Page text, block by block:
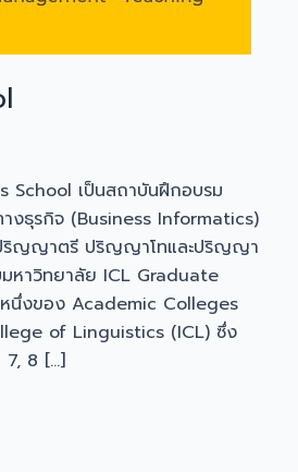
เป็นสถาบันฝึกอบรม
างธุรกิจ (Business Informatics)
ปริญญาตรี ปริญญาโทและปริญญา
หาวิทยาลัย ICL Graduate
นึ่งของ Academic Colleges
of Linguistics (ICL) ซึ่ง
7, 8 […]